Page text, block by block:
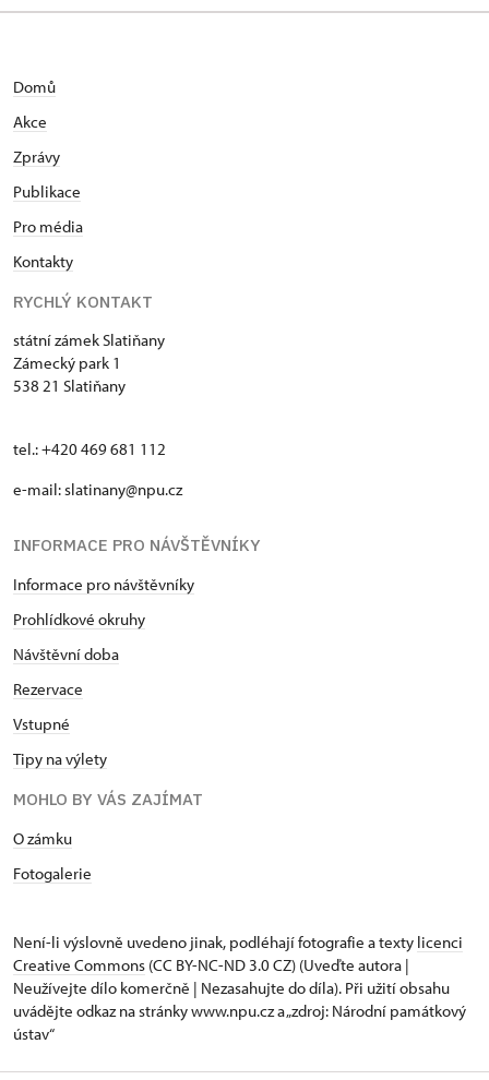
Domů
Akce
Zprávy
Publikace
Pro média
Kontakty
RYCHLÝ KONTAKT
státní zámek Slatiňany
Zámecký park 1
538 21 Slatiňany
tel.: +420 469 681 112
e-mail: slatinany@npu.cz
INFORMACE PRO NÁVŠTĚVNÍKY
Informace pro návštěvníky
Prohlídkové okruhy
Návštěvní doba
Rezervace
Vstupné
Tipy na výlety
MOHLO BY VÁS ZAJÍMAT
O zámku
Fotogalerie
Není-li výslovně uvedeno jinak, podléhají fotografie a texty licenci
Creative Commons (CC BY-NC-ND 3.0 CZ) (Uveďte autora |
Neužívejte dílo komerčně | Nezasahujte do díla). Při užití obsahu
uvádějte odkaz na stránky www.npu.cz a „zdroj: Národní památkový
ústav“